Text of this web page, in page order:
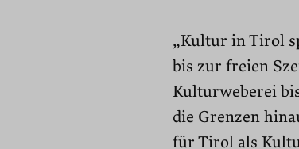
„Kultur in Tirol
bis zur freien
Kulturweberei
die Grenzen
für Tirol als